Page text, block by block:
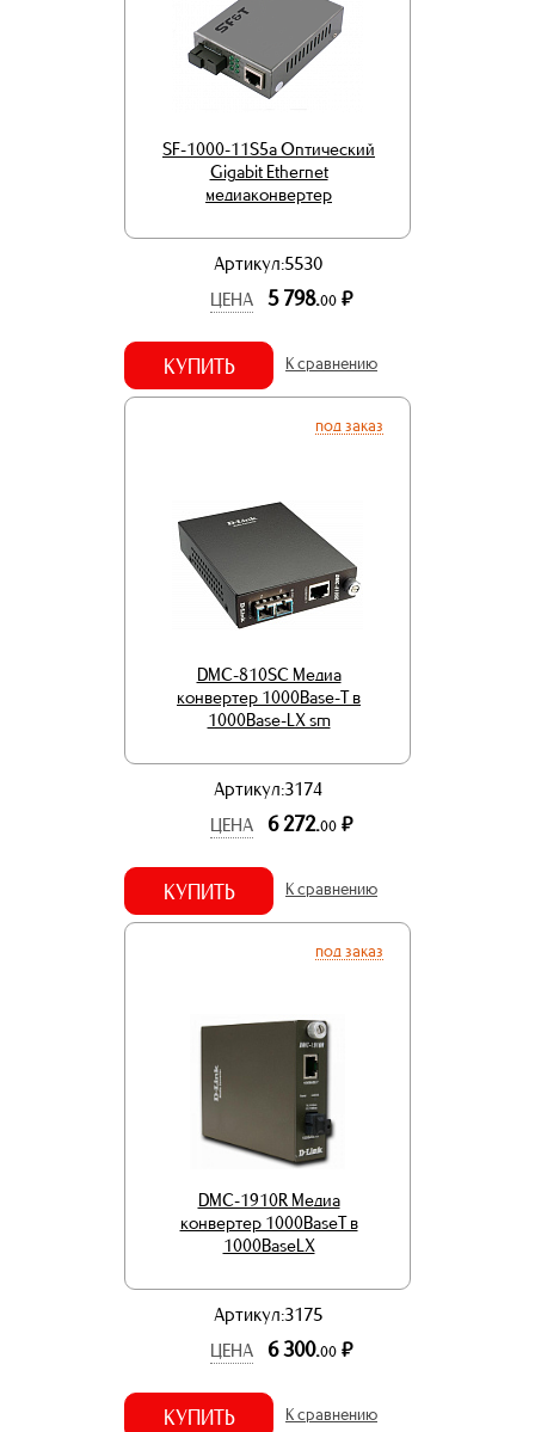
SF-1000-11S5a Оптический
Gigabit Ethernet
медиаконвертер
Артикул:5530
ЦЕНА
5 798.00 р.
КУПИТЬ К сравнению
под заказ
DMC-810SC Медиа
конвертер 1000Base-T в
1000Base-LX sm
Артикул:3174
ЦЕНА
6 272.00 р.
КУПИТЬ К сравнению
под заказ
DMC-1910R Медиа
конвертер 1000BaseT в
1000BaseLX
Артикул:3175
ЦЕНА
6 300.00 р.
КУПИТЬ К сравнению